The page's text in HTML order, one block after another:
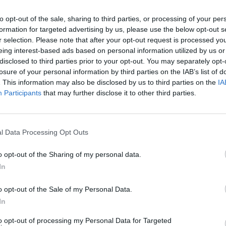
opt-out of the sale, sharing to third parties, or processing of your
for targeted advertising by us, please use the below opt-out
selection. Please note that after your opt-out request is processed
interest-based ads based on personal information utilized by us
to third parties prior to your opt-out. You may separately
of your personal information by third parties on the IAB’s list of
This information may also be disclosed by us to third parties on the
Participants that may further disclose it to other third parties.
Data Processing Opt Outs
opt-out of the Sharing of my personal data.
opt-out of the Sale of my Personal Data.
opt-out of processing my Personal Data for Targeted
) alla
Giudiciche affronterà il Tricolore e il
la 250.
MV, il presidente
e per Davide questa è una scelta di
dall’Europeo al Tricolorecon una squadra
e con tecnici preparati come Marchese
una grande soddisfazione
del Motoclub, ma certamente
sul sostegno dei giovani piloti,